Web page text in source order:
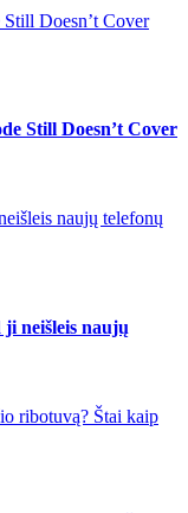
Doesn’t Cover
Still Doesn’t Cover
naujų telefonų
ji neišleis naujų
ribotuvą? Štai kaip